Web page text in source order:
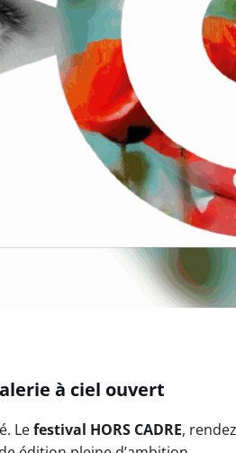
à ciel ouvert
Lefestival HORS CADRE,